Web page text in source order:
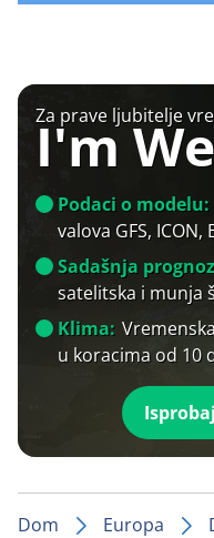
Za prave ljubitelje
I'm
Podaci o modelu:
valova GFS, ICON,
Sadašnja
satelitska i munja
Klima:
u koracima od 10
Dom Europa